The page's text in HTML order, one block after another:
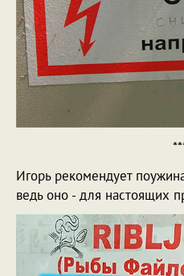
Игорь рекомендует
ведь оно - для настоящих